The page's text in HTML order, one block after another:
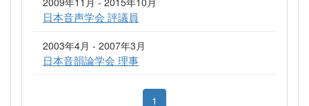
日本音声学会 評議員
2003年4月 - 2007年3月
日本音韻論学会 理事
1